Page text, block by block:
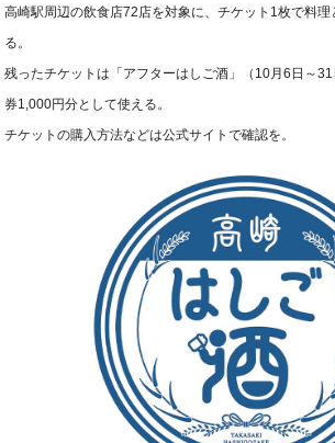
高崎駅周辺の飲食店72店を対象に、チケット1枚で料理
る。
残ったチケットは「アフターはしご酒」（10月6日～
券1,000円分として使える。
チケットの購入方法などは公式サイトで確認を。